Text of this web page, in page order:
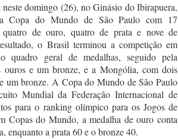
domingo (26), no Ginásio do Ibirapuera,
Copa do Mundo de São Paulo com 17
quatro de ouro, quatro de prata e nove de
o Brasil terminou a competição em
quadro geral de medalhas, seguido pela
ouros e um bronze, e a Mongólia, com dois
um bronze. A Copa do Mundo de São Paulo
Mundial da Federação Internacional de
para o ranking olímpico para os Jogos de
Copas do Mundo, a medalha de ouro conta
enquanto a prata 60 e o bronze 40.